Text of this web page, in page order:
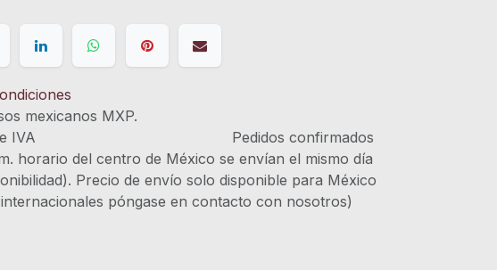
mexicanos MXP.
IVA Pedidos confirmados
horario del centro de México se envían el mismo día
Precio de envío solo disponible para México
póngase en contacto con nosotros)